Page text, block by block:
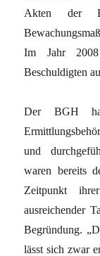
Akten der
Im Jahr
Beschuldigten
Der BGH
und
waren bereits
Zeitpunkt
ausreichender
Begründung.
lässt sich zwar